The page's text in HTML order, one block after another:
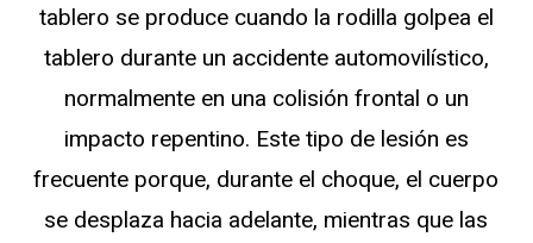
tablero se produce cuando la rodilla golpea el
tablero durante un accidente automovilístico,
normalmente en una colisión frontal o un
impacto repentino. Este tipo de lesión es
frecuente porque, durante el choque, el cuerpo
se desplaza hacia adelante, mientras que las